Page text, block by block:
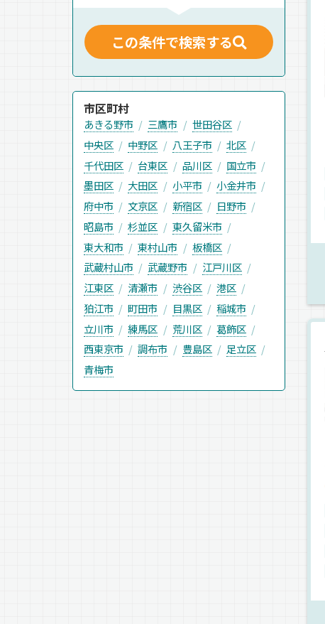
この条件で検索する
市区町村
あきる野市 三鷹市
世田谷区
中央区
中野区 八王子市
北区
千代田区
台東区 品川区
国立市
墨田区
大田区 小平市
小金井市
府中市
文京区 新宿区
日野市
昭島市
杉並区
東久留米市
東大和市
東村山市
板橋区
武蔵村山市
武蔵野市
江戸川区
江東区
清瀬市 渋谷区
港区
狛江市
町田市 目黒区
稲城市
立川市
練馬区 荒川区
葛飾区
西東京市
調布市 豊島区
足立区
青梅市